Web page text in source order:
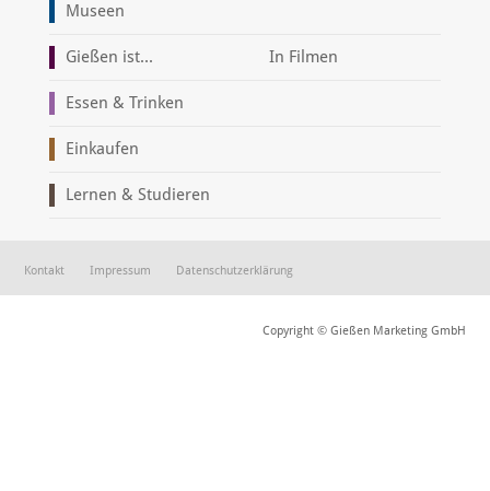
Museen
Gießen ist... In Filmen
Essen & Trinken
Einkaufen
Lernen & Studieren
Kontakt Impressum Datenschutzerklärung
Copyright © Gießen Marketing GmbH